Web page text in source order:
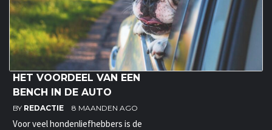
HET VOORDEEL VAN EEN
BENCH IN DE AUTO
BY REDACTIE 8 MAANDEN AGO
Voor veel hondenliefhebbers is de